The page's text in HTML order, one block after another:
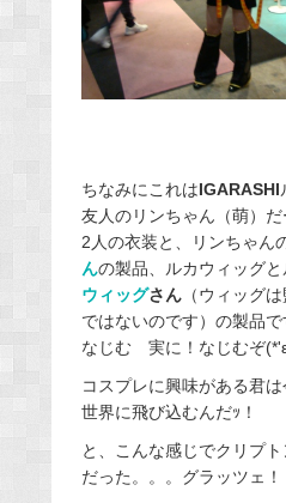
ちなみにこれはIGARASHI
友人のリンちゃん（萌）だ
2人の衣装と、リンちゃん
んの製品、ルカウィッグ
ウィッグさん（ウィッグ
ではないのです）の製品で
なじむ 実に！なじむぞ
コスプレに興味がある君
世界に飛び込むんだｯ！
と、こんな感じでクリプ
だった。。。グラッツェ！